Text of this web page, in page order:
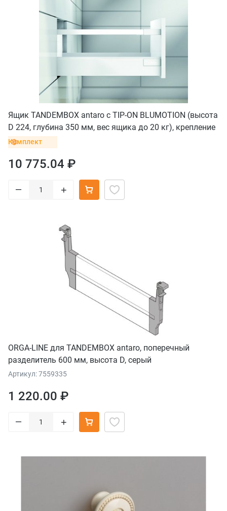
Ящик TANDEMBOX antaro с TIP-ON BLUMOTION (высота
D 224, глубина 350 мм, вес ящика до 20 кг), крепление
INSERTA, белый
Комплект
10 775.04 ₽
– +
ORGA-LINE для TANDEMBOX antaro, поперечный
разделитель 600 мм, высота D, серый
Артикул: 7559335
1 220.00 ₽
– +